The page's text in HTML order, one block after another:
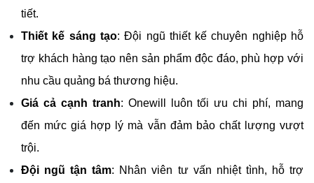
tiết.
Thiết kế sáng tạo: Đội ngũ thiết kế chuyên nghiệp hỗ
trợ khách hàng tạo nên sản phẩm độc đáo, phù hợp với
nhu cầu quảng bá thương hiệu.
Giá cả cạnh tranh: Onewill luôn tối ưu chi phí, mang
đến mức giá hợp lý mà vẫn đảm bảo chất lượng vượt
trội.
Đội ngũ tận tâm: Nhân viên tư vấn nhiệt tình, hỗ trợ